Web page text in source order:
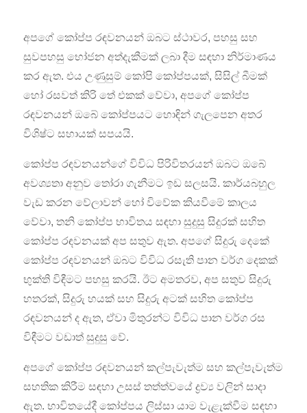
අපගේ කෝප්ප රඳවනයන් ඔබට ස්ථාවර, පහසු සහ
සුවපහසු භෝජන අත්දැකීමක් ලබා දීම සඳහා නිර්මාණය
කර ඇත. එය උණුසුම් කෝපි කෝප්පයක්, සිසිල් බීමක්
හෝ රසවත් කිරි තේ එකක් වේවා, අපගේ කෝප්ප
රඳවනයන් ඔබේ කෝප්පයට හොඳින් ගැලපෙන අතර
විශිෂ්ට සහායක් සපයයි.
කෝප්ප රඳවනයන්ගේ විවිධ පිරිවිතරයන් ඔබට ඔබේ
අවශ්‍යතා අනුව තෝරා ගැනීමට ඉඩ සලසයි. කාර්යබහුල
වැඩ කරන වේලාවන් හෝ විවේක කියවීමේ කාලය
වේවා, තනි කෝප්ප භාවිතය සඳහා සුදුසු සිදුරක් සහිත
කෝප්ප රඳවනයක් අප සතුව ඇත. අපගේ සිදුරු දෙකේ
කෝප්ප රඳවනයන් ඔබට විවිධ රසැති පාන වර්ග දෙකක්
භුක්ති විඳීමට පහසු කරයි. ඊට අමතරව, අප සතුව සිදුරු
හතරක්, සිදුරු හයක් සහ සිදුරු අටක් සහිත කෝප්ප
රඳවනයන් ද ඇත, ඒවා මිතුරන්ට විවිධ පාන වර්ග රස
විඳීමට වඩාත් සුදුසු වේ.
අපගේ කෝප්ප රඳවනයන් කල්පැවැත්ම සහ කල්පැවැත්ම
සහතික කිරීම සඳහා උසස් තත්ත්වයේ ද්‍රව්‍ය වලින් සාදා
ඇත. භාවිතයේදී කෝප්පය ලිස්සා යාම වැළැක්වීම සඳහා